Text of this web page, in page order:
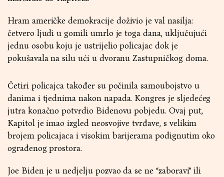
Hram američke demokracije doživio je val nasilja:
četvero ljudi u gomili umrlo je toga dana, uključujući
jednu osobu koju je ustrijelio policajac dok je
pokušavala na silu ući u dvoranu Zastupničkog doma.
Četiri policajca također su počinila samoubojstvo u
danima i tjednima nakon napada. Kongres je sljedećeg
jutra konačno potvrdio Bidenovu pobjedu. Ovaj put,
Kapitol je imao izgled neosvojive tvrđave, s velikim
brojem policajaca i visokim barijerama podignutim oko
ograđenog prostora.
Joe Biden je u nedjelju pozvao da se ne “zaboravi” ili